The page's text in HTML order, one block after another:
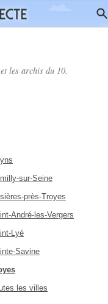
et les archis du 10.
sur-Seine
près-Troyes
André-les-Vergers
Lyé
Savine
les villes